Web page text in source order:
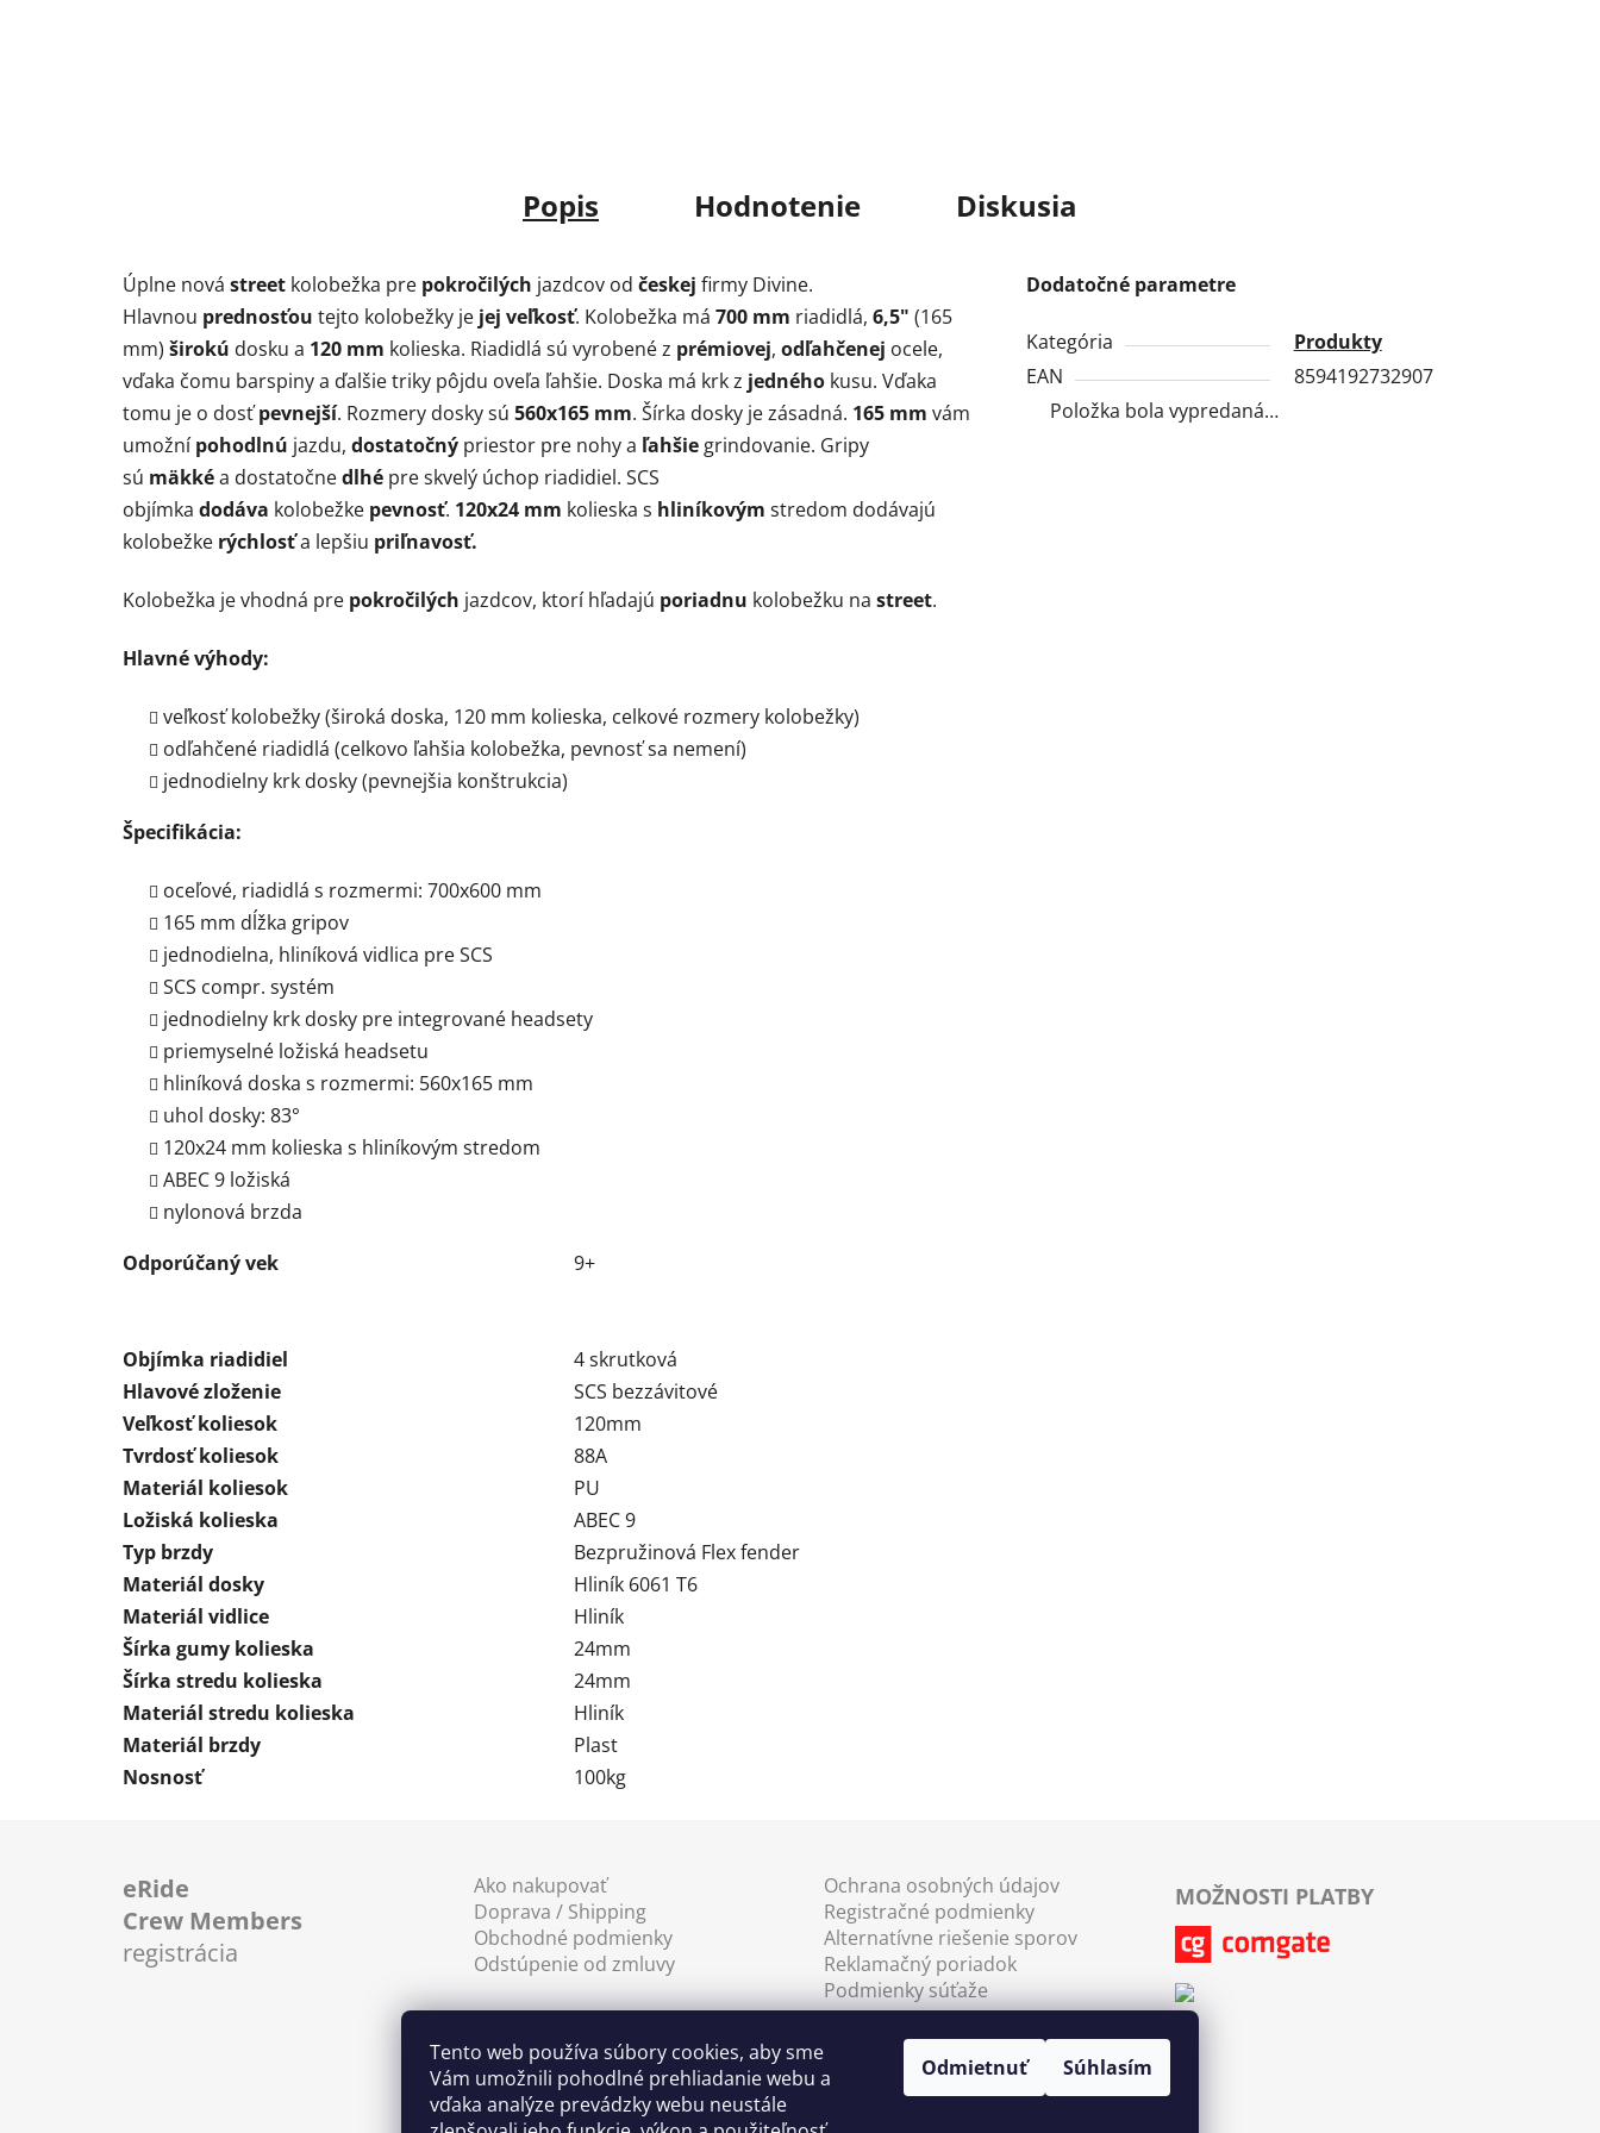
Tento web používa súbory cookies, aby sme
Vám umožnili pohodlné prehliadanie webu a
vďaka analýze prevádzky webu neustále
Odmietnuť Súhlasím
Popis Hodnotenie Diskusia
Úplne nová street kolobežka pre pokročilých jazdcov od českej firmy Divine.
Hlavnou prednosťou tejto kolobežky je jej veľkosť. Kolobežka má 700 mm riadidlá, 6,5" (165
mm) širokú dosku a 120 mm kolieska. Riadidlá sú vyrobené z prémiovej, odľahčenej ocele,
vďaka čomu barspiny a ďalšie triky pôjdu oveľa ľahšie. Doska má krk z jedného kusu. Vďaka
tomu je o dosťpevnejší. Rozmery dosky sú 560x165 mm. Šírka dosky je zásadná. 165 mm vám
umožnípohodlnú jazdu, dostatočný priestor pre nohy a ľahšie grindovanie. Gripy
sú mäkkéa dostatočnedlhé pre skvelý úchop riadidiel. SCS
objímka dodáva kolobežke pevnosť. 120x24 mm kolieska s hliníkovým stredom dodávajú
kolobežke rýchlosťa lepšiu priľnavosť.
Kolobežka je vhodná pre pokročilých jazdcov, ktorí hľadajú poriadnu kolobežku na street.
Hlavné výhody:
veľkosť kolobežky (široká doska, 120 mm kolieska, celkové rozmery kolobežky)
odľahčené riadidlá (celkovo ľahšia kolobežka, pevnosť sa nemení)
jednodielny krk dosky (pevnejšia konštrukcia)
Špecifikácia:
oceľové, riadidlá s rozmermi: 700x600 mm
165 mm dĺžka gripov
jednodielna, hliníková vidlica pre SCS
SCS compr. systém
jednodielny krk dosky pre integrované headsety
priemyselné ložiská headsetu
hliníková doska s rozmermi: 560x165 mm
uhol dosky: 83°
120x24 mm kolieska s hliníkovým stredom
ABEC 9 ložiská
nylonová brzda
Odporúčaný vek
9+
Objímka riadidiel
4 skrutková
Hlavové zloženie
SCS bezzávitové
Veľkosť koliesok
120mm
Tvrdosť koliesok
88A
Materiál koliesok
PU
Ložiská kolieska
ABEC 9
Typ brzdy
Bezpružinová Flex fender
Materiál dosky
Hliník 6061 T6
Materiál vidlice
Hliník
Šírka gumy kolieska
24mm
Šírka stredu kolieska
24mm
Materiál stredu kolieska
Hliník
Materiál brzdy
Plast
Nosnosť
100kg
Dodatočné parametre
Kategória
Produkty
EAN
8594192732907
Položka bola vypredaná…
eRide
Crew Members
registrácia
Ako nakupovať
Doprava / Shipping
Obchodné podmienky
Odstúpenie od zmluvy
Ochrana osobných údajov
Registračné podmienky
Alternatívne riešenie sporov
Reklamačný poriadok
Podmienky súťaže
MOŽNOSTI PLATBY